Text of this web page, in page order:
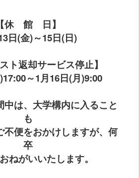
【休 館 日】
日(金)～15日(日)
ト返却サービス停止】
～1月16日(月)9:00
中は、大学構内に入ること
も
不便をおかけしますが、何
卒
ねがいいたします。